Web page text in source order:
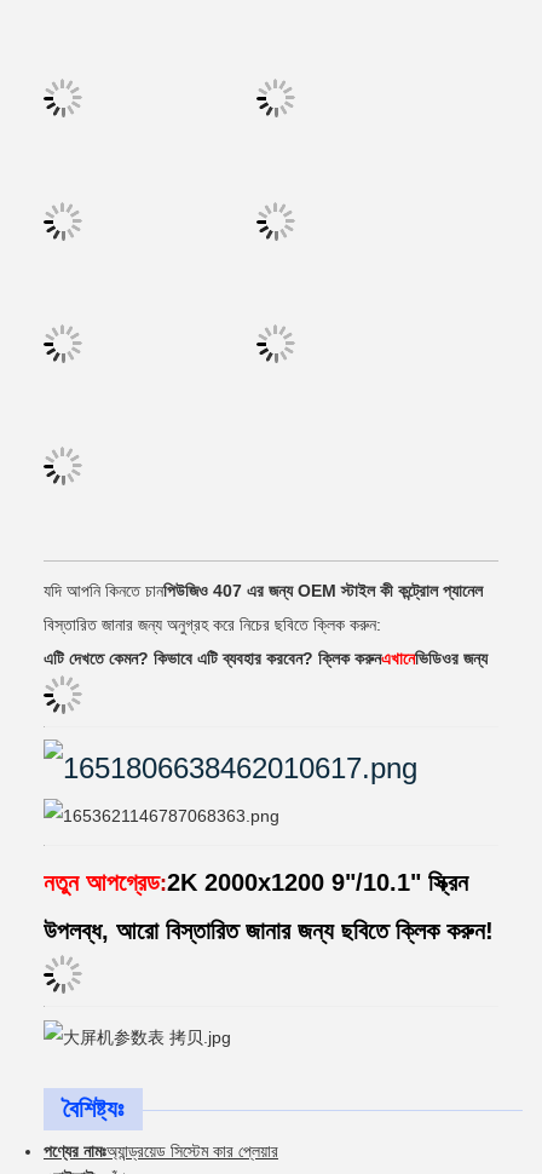
যদি আপনি কিনতে চানপিউজিও 407 এর জন্য OEM স্টাইল কী কন্ট্রোল প্যানেল
বিস্তারিত জানার জন্য অনুগ্রহ করে নিচের ছবিতে ক্লিক করুন:
এটি দেখতে কেমন? কিভাবে এটি ব্যবহার করবেন? ক্লিক করুনএখানেভিডিওর জন্য
নতুন আপগ্রেড:2K 2000x1200 9"/10.1" স্ক্রিন
উপলব্ধ, আরো বিস্তারিত জানার জন্য ছবিতে ক্লিক করুন!
বৈশিষ্ট্যঃ
পণ্যের নামঃঅ্যান্ড্রয়েড সিস্টেম কার প্লেয়ার